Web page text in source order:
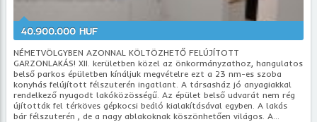
40.900.000 HUF
NÉMETVÖLGYBEN AZONNAL KÖLTÖZHETŐ FELÚJÍTOTT
GARZONLAKÁS! XII. kerületben közel az önkormányzathoz, hangulatos
belső parkos épületben kínáljuk megvételre ezt a 23 nm-es szoba
konyhás felújított félszuterén ingatlant. A társasház jó anyagiakkal
rendelkező nyugodt lakóközösségű. Az épület belső udvarát nem rég
újították fel térköves gépkocsi beáló kialakításával egyben. A lakás
bár félszuterén , de a nagy ablakoknak köszönhetően világos. A...